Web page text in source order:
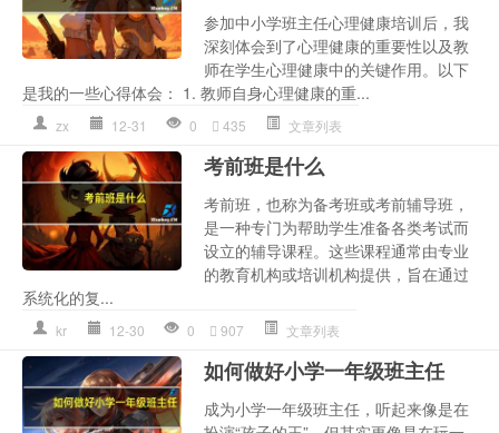
参加中小学班主任心理健康培训后，我
深刻体会到了心理健康的重要性以及教
师在学生心理健康中的关键作用。以下
是我的一些心得体会： 1. 教师自身心理健康的重...
zx 12-31 0 435 文章列表
考前班是什么
考前班，也称为备考班或考前辅导班，
是一种专门为帮助学生准备各类考试而
设立的辅导课程。这些课程通常由专业
的教育机构或培训机构提供，旨在通过
系统化的复...
kr 12-30 0 907 文章列表
如何做好小学一年级班主任
成为小学一年级班主任，听起来像是在